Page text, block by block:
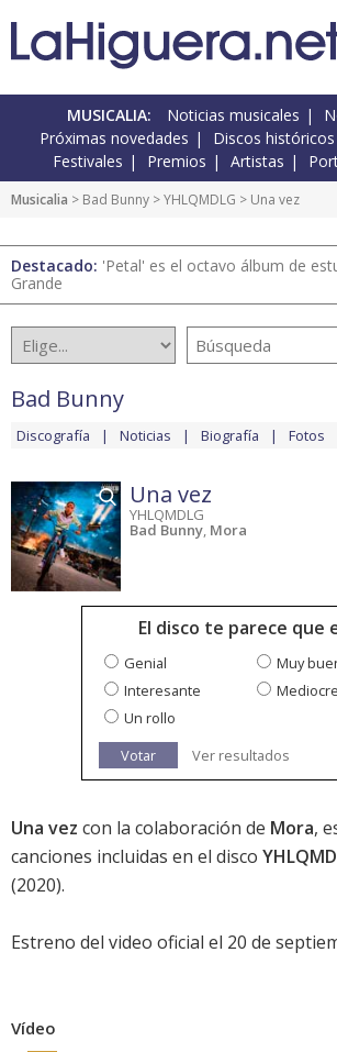
MUSICALIA: Noticias musicales
Próximas novedades
Discos históricos
Festivales
Premios Artistas
Musicalia > Bad Bunny >YHLQMDLG > Una vez
Destacado: 'Petal' es el octavo álbum de
Grande
Bad Bunny
Discografía Noticias Biografía Fotos
Una vez
YHLQMDLG
Bad Bunny, Mora
El disco te parece que
Genial
Muy
Interesante
Mediocre
Un rollo
Votar
Ver resultados
Una vez con la colaboración de Mora,
canciones incluidas en el disco
(2020).
Estreno del video oficial el 20 de
Vídeo